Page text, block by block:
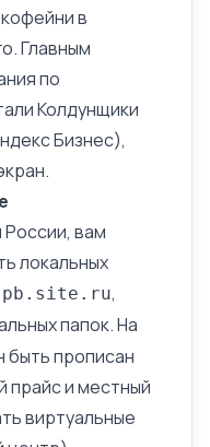
в
Главным
по
Колдунщики
Бизнес),
вам
локальных
,
папок. На
прописан
прайс и местный
виртуальные